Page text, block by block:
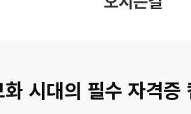
화 시대의 필수 자격증